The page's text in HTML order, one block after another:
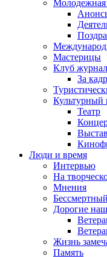
Молодежная
Мастерицы
Клуб
За
Культурный
Театр
Люди и время
Интервью
На
Мнения
Дорогие
Жизнь
Память